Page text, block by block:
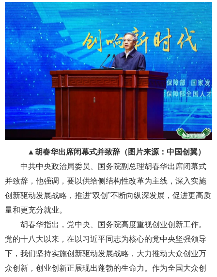
▲ 胡春华出席闭幕式并致辞（图片来源：中国创翼）
中共中央政治局委员、国务院副总理胡春华出席闭幕式
并致辞，他强调，要以供给侧结构性改革为主线，深入实施
创新驱动发展战略，推进“双创”不断向纵深发展，促进更高质
量和更充分就业。
胡春华指出，党中央、国务院高度重视创业创新工作。
党的十八大以来，在以习近平同志为核心的党中央坚强领导
下，我们坚持实施创新驱动发展战略，大力推动大众创业万
众创新，创业创新正展现出蓬勃的生命力。作为全国大众创